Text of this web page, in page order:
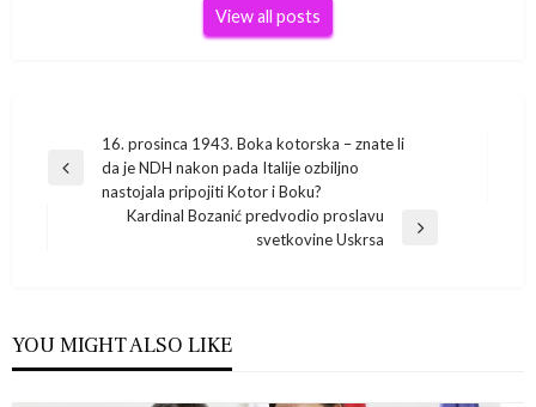
View all posts
Navigacija
objava
Previous
16. prosinca 1943. Boka kotorska – znate li
da je NDH nakon pada Italije ozbiljno
nastojala pripojiti Kotor i Boku?
Kardinal Bozanić predvodio proslavu
svetkovine Uskrsa
YOU MIGHT ALSO LIKE